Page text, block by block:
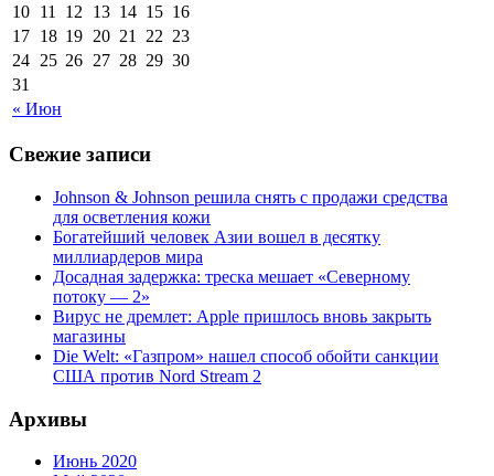
« Июн
10 11 12 13 14 15 16
17 18 19 20 21 22 23
24 25 26 27 28 29 30
31
Свежие записи
Johnson & Johnson решила снять с продажи средства
для осветления кожи
Богатейший человек Азии вошел в десятку
миллиардеров мира
Досадная задержка: треска мешает «Северному
потоку — 2»
Вирус не дремлет: Apple пришлось вновь закрыть
магазины
Die Welt: «Газпром» нашел способ обойти санкции
США против Nord Stream 2
Архивы
Июнь 2020